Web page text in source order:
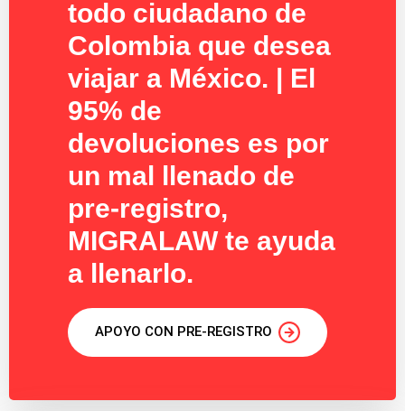
todo ciudadano de
Colombia que desea
viajar a México. | El
95% de
devoluciones es por
un mal llenado de
pre-registro,
MIGRALAW te ayuda
a llenarlo.
APOYO CON PRE-REGISTRO